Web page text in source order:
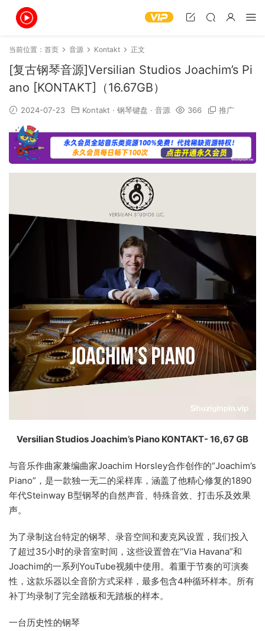
当前位置： 首页 音源 Kontakt 正文
[复古钢琴音源]Versilian Studios Joachim’s Pi
ano [KONTAKT]（16.67GB）
2024-07-23 Kontakt · 钢琴键盘 · 音源 366 推广
Versilian Studios Joachim’s Piano KONTAKT- 16,67 GB
与音乐作曲家兼编曲家Joachim Horsley合作创作的“Joachim’s
Piano”，是一款独一无二的采样库，涵盖了他精心修复的1890
年代Steinway B型钢琴的自然声音、特殊音效、打击乐及效果
声。
为了录制这台特定的钢琴、录音空间和麦克风设置，我们投入
了超过35小时的录音室时间，这些设置曾在“Via Havana”和
Joachim的一系列YouTube视频中使用。着重于节奏的可演奏
性，这款乐器以全音阶方式采样，最多包含4种循环样本。所有
补丁均录制了完全踏板和无踏板的样本。
一台历史性的钢琴